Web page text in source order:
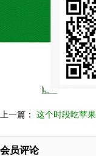
上一篇： 这个时段吃苹果
会员评论